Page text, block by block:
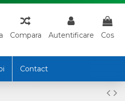
Compara Autentificare Cos
Contact